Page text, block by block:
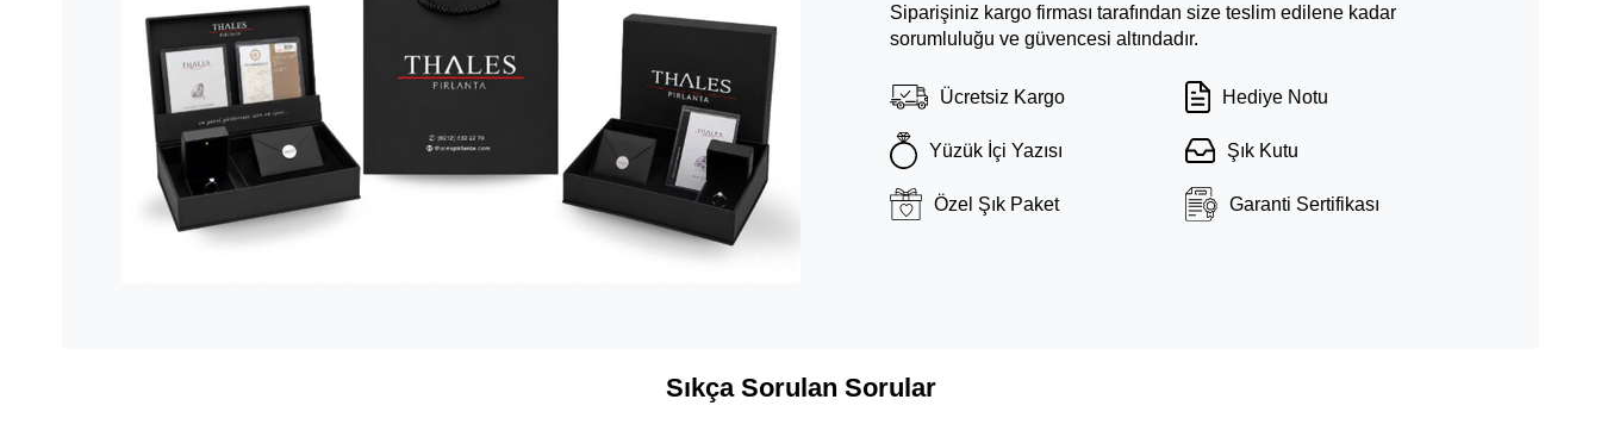
Siparişiniz kargo firması tarafından size teslim edilene kadar
sorumluluğu ve güvencesi altındadır.
Ücretsiz Kargo Hediye Notu
Yüzük İçi Yazısı Şık Kutu
Özel Şık Paket Garanti Sertifikası
Sıkça Sorulan Sorular